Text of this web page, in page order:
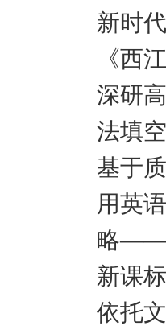
新时
《西
深研
法填
基于
用英
略——
新课
依托